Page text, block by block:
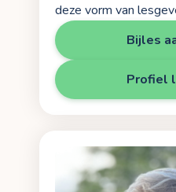
deze vorm van
Bijles
Profiel